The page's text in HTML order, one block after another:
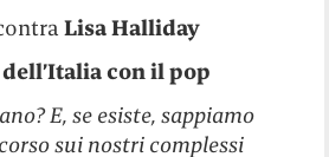
Lisa Halliday
con il pop
E, se esiste, sappiamo
sui nostri complessi